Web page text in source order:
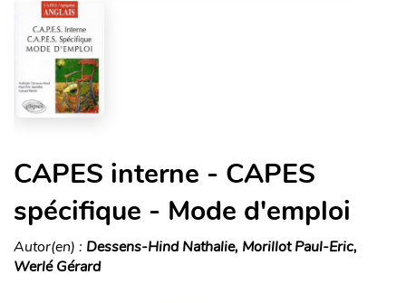
CAPES interne - CAPES
spécifique - Mode d'emploi
Autor(en) : Dessens-Hind Nathalie, Morillot Paul-Eric,
Werlé Gérard